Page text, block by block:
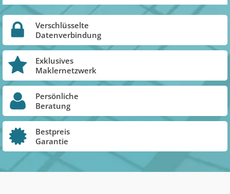
Verschlüsselte
Datenverbindung
Exklusives
Maklernetzwerk
Persönliche
Beratung
Bestpreis
Garantie